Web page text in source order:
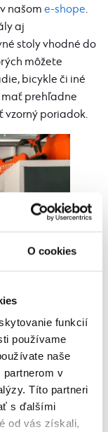
O cookies
funkcií
používame
naše
partnerom v
Títo partneri
s ďalšími
od vás získali,
našom e-shope.
aj
stoly vhodné do
môžete
bicykle či iné
prehľadne
vzorný poriadok.